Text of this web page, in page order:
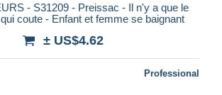
- S31209 - Preissac - Il n'y a que le
coute - Enfant et femme se baignant
± US$4.62
Professional